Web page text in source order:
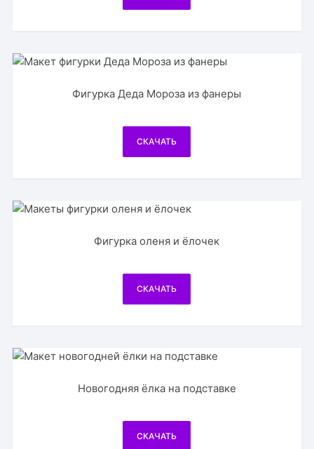
Фигурка Деда Мороза из фанеры
СКАЧАТЬ
Фигурка оленя и ёлочек
СКАЧАТЬ
Новогодняя ёлка на подставке
СКАЧАТЬ